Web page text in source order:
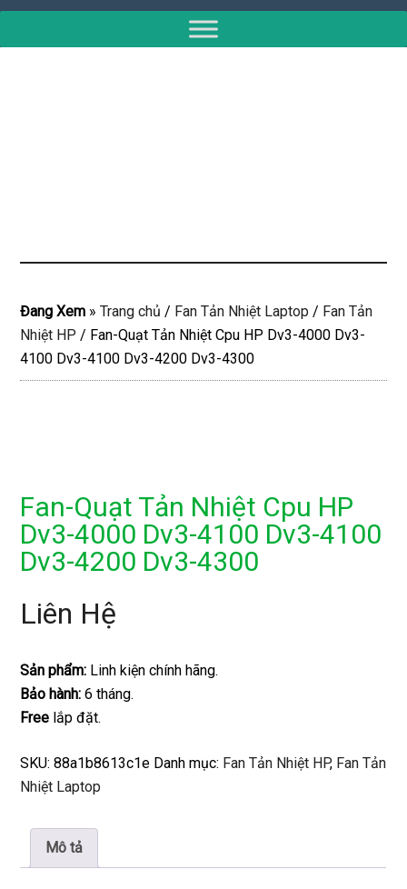
Đang Xem »Trang chủ / Fan Tản Nhiệt Laptop / Fan Tản
Nhiệt HP / Fan-Quạt Tản Nhiệt Cpu HP Dv3-4000 Dv3-
4100 Dv3-4100 Dv3-4200 Dv3-4300
Fan-Quạt Tản Nhiệt Cpu HP
Dv3-4000 Dv3-4100 Dv3-4100
Dv3-4200 Dv3-4300
Liên Hệ
Sản phẩm: Linh kiện chính hãng.
Bảo hành: 6 tháng.
Free lắp đặt.
SKU:88a1b8613c1e Danh mục: Fan Tản Nhiệt HP, Fan Tản
Nhiệt Laptop
Mô tả